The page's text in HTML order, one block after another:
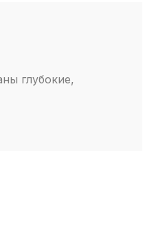
глубокие,